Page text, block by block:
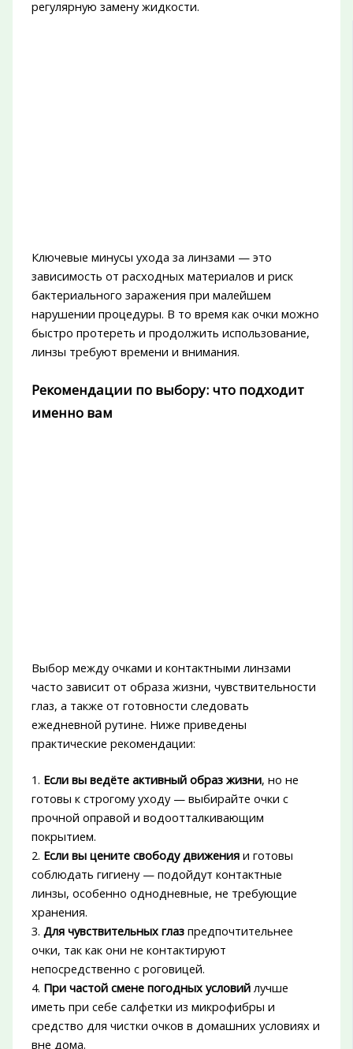
регулярную замену жидкости.
Ключевые минусы ухода за линзами — это
зависимость от расходных материалов и риск
бактериального заражения при малейшем
нарушении процедуры. В то время как очки можно
быстро протереть и продолжить использование,
линзы требуют времени и внимания.
Рекомендации по выбору: что подходит
именно вам
Выбор между очками и контактными линзами
часто зависит от образа жизни, чувствительности
глаз, а также от готовности следовать
ежедневной рутине. Ниже приведены
практические рекомендации:
1. Если вы ведёте активный образ жизни, но не
готовы к строгому уходу — выбирайте очки с
прочной оправой и водоотталкивающим
покрытием.
2. Если вы цените свободу движенияи готовы
соблюдать гигиену — подойдут контактные
линзы, особенно однодневные, не требующие
хранения.
3. Для чувствительных глазпредпочтительнее
очки, так как они не контактируют
непосредственно с роговицей.
4. При частой смене погодных условийлучше
иметь при себе салфетки из микрофибры и
средство для чистки очков в домашних условиях и
вне дома.